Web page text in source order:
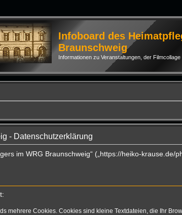
Infoboard des
Braunschweig
Informationen zu Veranstaltungen, der
- Datenschutzerklärung
im WRG Braunschweig“ („https://heiko-
mehrere Cookies. Cookies sind kleine Textdateien, die Ihr